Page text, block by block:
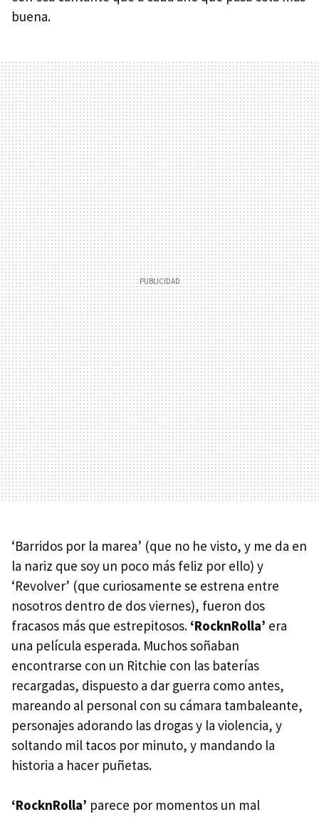
buena.
‘Barridos por la marea’ (que no he visto, y me da en
la nariz que soy un poco más feliz por ello) y
‘Revolver’ (que curiosamente se estrena entre
nosotros dentro de dos viernes), fueron dos
fracasos más que estrepitosos. ‘RocknRolla’ era
una película esperada. Muchos soñaban
encontrarse con un Ritchie con las baterías
recargadas, dispuesto a dar guerra como antes,
mareando al personal con su cámara tambaleante,
personajes adorando las drogas y la violencia, y
soltando mil tacos por minuto, y mandando la
historia a hacer puñetas.
‘RocknRolla’ parece por momentos un mal